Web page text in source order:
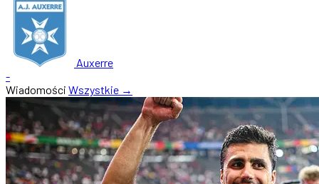
Auxerre
-
Wiadomości Wszystkie →